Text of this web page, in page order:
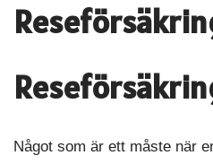
Något som är ett måste när